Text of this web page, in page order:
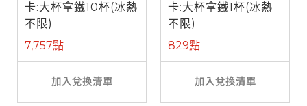
卡:大杯拿鐵10杯(冰熱
不限)
7,757點
加入兌換清單
卡:大杯拿鐵1杯(冰熱
不限)
829點
加入兌換清單